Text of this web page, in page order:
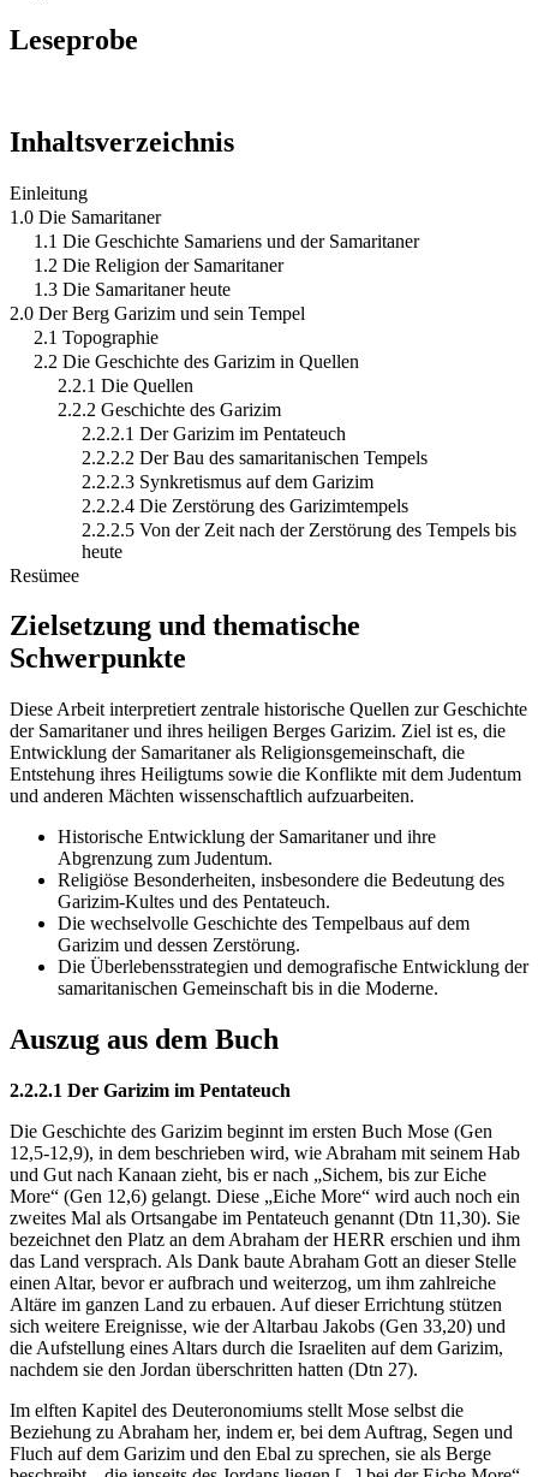
Leseprobe
Inhaltsverzeichnis
Einleitung
1.0 Die Samaritaner
1.1 Die Geschichte Samariens und der Samaritaner
1.2 Die Religion der Samaritaner
1.3 Die Samaritaner heute
2.0 Der Berg Garizim und sein Tempel
2.1 Topographie
2.2 Die Geschichte des Garizim in Quellen
2.2.1 Die Quellen
2.2.2 Geschichte des Garizim
2.2.2.1 Der Garizim im Pentateuch
2.2.2.2 Der Bau des samaritanischen Tempels
2.2.2.3 Synkretismus auf dem Garizim
2.2.2.4 Die Zerstörung des Garizimtempels
2.2.2.5 Von der Zeit nach der Zerstörung des Tempels bis
heute
Resümee
Zielsetzung und thematische
Schwerpunkte
Diese Arbeit interpretiert zentrale historische Quellen zur Geschichte
der Samaritaner und ihres heiligen Berges Garizim. Ziel ist es, die
Entwicklung der Samaritaner als Religionsgemeinschaft, die
Entstehung ihres Heiligtums sowie die Konflikte mit dem Judentum
und anderen Mächten wissenschaftlich aufzuarbeiten.
Historische Entwicklung der Samaritaner und ihre
Abgrenzung zum Judentum.
Religiöse Besonderheiten, insbesondere die Bedeutung des
Garizim-Kultes und des Pentateuch.
Die wechselvolle Geschichte des Tempelbaus auf dem
Garizim und dessen Zerstörung.
Die Überlebensstrategien und demografische Entwicklung der
samaritanischen Gemeinschaft bis in die Moderne.
Auszug aus dem Buch
2.2.2.1 Der Garizim im Pentateuch
Die Geschichte des Garizim beginnt im ersten Buch Mose (Gen
12,5-12,9), in dem beschrieben wird, wie Abraham mit seinem Hab
und Gut nach Kanaan zieht, bis er nach „Sichem, bis zur Eiche
More“ (Gen 12,6) gelangt. Diese „Eiche More“ wird auch noch ein
zweites Mal als Ortsangabe im Pentateuch genannt (Dtn 11,30). Sie
bezeichnet den Platz an dem Abraham der HERR erschien und ihm
das Land versprach. Als Dank baute Abraham Gott an dieser Stelle
einen Altar, bevor er aufbrach und weiterzog, um ihm zahlreiche
Altäre im ganzen Land zu erbauen. Auf dieser Errichtung stützen
sich weitere Ereignisse, wie der Altarbau Jakobs (Gen 33,20) und
die Aufstellung eines Altars durch die Israeliten auf dem Garizim,
nachdem sie den Jordan überschritten hatten (Dtn 27).
Im elften Kapitel des Deuteronomiums stellt Mose selbst die
Beziehung zu Abraham her, indem er, bei dem Auftrag, Segen und
Fluch auf dem Garizim und den Ebal zu sprechen, sie als Berge